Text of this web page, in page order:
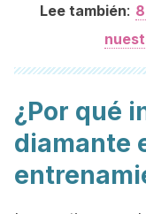
Lee también:
¿Por qué
diamante